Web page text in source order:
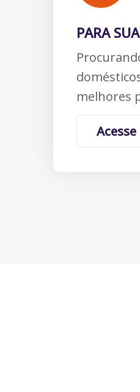
PARA
melhores
Acesse